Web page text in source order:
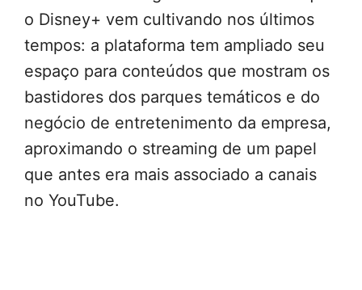
o Disney+ vem cultivando nos últimos
tempos: a plataforma tem ampliado seu
espaço para conteúdos que mostram os
bastidores dos parques temáticos e do
negócio de entretenimento da empresa,
aproximando o streaming de um papel
que antes era mais associado a canais
no YouTube.